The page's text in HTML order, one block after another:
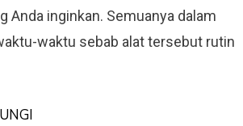
Anda inginkan. Semuanya dalam
waktu sebab alat tersebut rutin